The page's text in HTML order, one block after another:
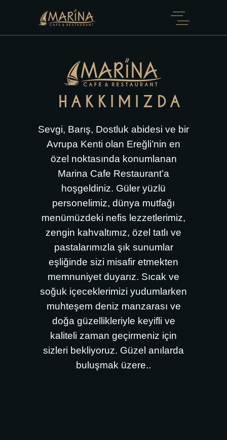
HAKKIMIZDA
Sevgi, Barış, Dostluk abidesi ve bir
Avrupa Kenti olan Ereğli’nin en
özel noktasında konumlanan
Marina Cafe Restaurant’a
hoşgeldiniz. Güler yüzlü
personelimiz, dünya mutfağı
menümüzdeki nefis lezzetlerimiz,
zengin kahvaltımız, özel tatlı ve
pastalarımızla şık sunumlar
eşliğinde sizi misafir etmekten
memnuniyet duyarız. Sıcak ve
soğuk içeceklerimizi yudumlarken
muhteşem deniz manzarası ve
doğa güzellikleriyle keyifli ve
kaliteli zaman geçirmeniz için
sizleri bekliyoruz. Güzel anılarda
buluşmak üzere..